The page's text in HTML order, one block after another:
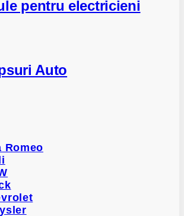
pentru electricieni
Auto
Romeo